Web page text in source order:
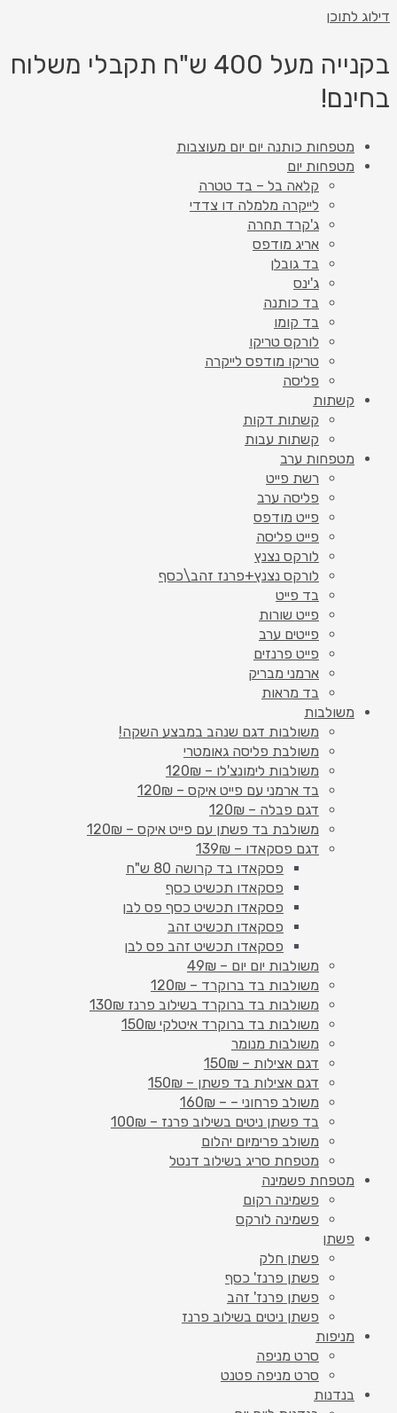
דילוג לתוכן
בקנייה מעל 400 ש"ח תקבלי משלוח
בחינם!
מטפחות כותנה יום יום מעוצבות
מטפחות יום
קלאה בל – בד טטרה
לייקרה מלמלה דו צדדי
ג'קרד תחרה
אריג מודפס
בד גובלן
ג'ינס
בד כותנה
בד קומו
לורקס טריקו
טריקו מודפס לייקרה
פליסה
קשתות
קשתות דקות
קשתות עבות
מטפחות ערב
רשת פייט
פליסה ערב
פייט מודפס
פייט פליסה
לורקס נצנץ
לורקס נצנץ+פרנז זהב\כסף
בד פייט
פייט שורות
פייטים ערב
פייט פרנזים
ארמני מבריק
בד מראות
משולבות
משולבות דגם שנהב במבצע השקה!
משולבת פליסה גאומטרי
משולבות לימונצ'לו – 120₪
בד ארמני עם פייט איקס – 120₪
דגם פבלה – 120₪
משולבת בד פשתן עם פייט איקס – 120₪
דגם פסקאדו – 139₪
פסקאדו בד קרושה 80 ש"ח
פסקאדו תכשיט כסף
פסקאדו תכשיט כסף פס לבן
פסקאדו תכשיט זהב
פסקאדו תכשיט זהב פס לבן
משולבות יום יום – 49₪
משולבות בד ברוקרד – 120₪
משולבות בד ברוקרד בשילוב פרנז 130₪
משולבות בד ברוקרד איטלקי 150₪
משולבות מנומר
דגם אצילות – 150₪
דגם אצילות בד פשתן – 150₪
משולב פרחוני – – 160₪
בד פשתן ניטים בשילוב פרנז – 100₪
משולב פרימיום יהלום
מטפחת סריג בשילוב דנטל
מטפחת פשמינה
פשמינה רקום
פשמינה לורקס
פשתן
פשתן חלק
פשתן פרנז' כסף
פשתן פרנז' זהב
פשתן ניטים בשילוב פרנז
מניפות
סרט מניפה
סרט מניפה פטנט
בנדנות